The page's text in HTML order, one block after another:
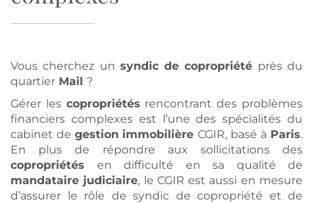
Vous cherchez un syndic de copropriété près du
quartier Mail ?
Gérer les copropriétés rencontrant des problèmes
financiers complexes est l’une des spécialités du
cabinet degestion immobilière CGIR, basé à Paris.
En plus de répondre aux sollicitations des
copropriétés en difficulté en sa qualité de
mandataire judiciaire, le CGIR est aussi en mesure
d’assurer le rôle de syndic de copropriété et de